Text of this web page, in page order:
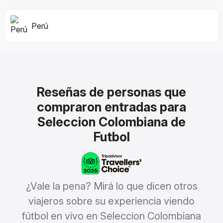
Perú
Reseñas de personas que
compraron entradas para
Seleccion Colombiana de
Futbol
¿Vale la pena? Mirá lo que dicen otros
viajeros sobre su experiencia viendo
fútbol en vivo en Seleccion Colombiana